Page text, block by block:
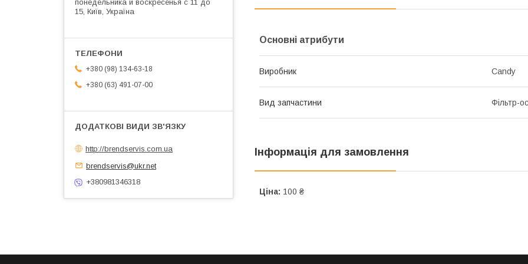
Основні атрибути
Виробник Candy
Вид запчастини Фільтр-
Інформація для замовлення
Ціна: 100 ₴
понедельника и воскресенья с 11 до
15, Київ, Україна
+380 (98) 134-63-18
+380 (63) 491-07-00
http://brendservis.com.ua
brendservis@ukr.net
+380981346318